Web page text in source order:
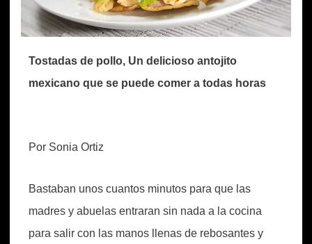
Tostadas de pollo, Un delicioso antojito
mexicano que se puede comer a todas horas
Por Sonia Ortiz
Bastaban unos cuantos minutos para que las
madres y abuelas entraran sin nada a la cocina
para salir con las manos llenas de rebosantes y